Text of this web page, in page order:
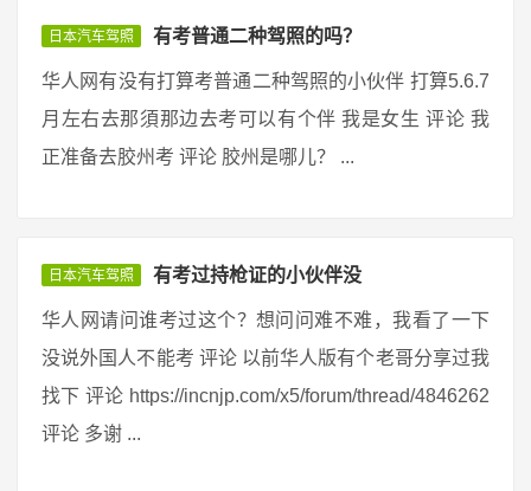
日本汽车驾照 有考普通二种驾照的吗？
华人网有没有打算考普通二种驾照的小伙伴 打算5.6.7
月左右去那須那边去考可以有个伴 我是女生 评论 我
正准备去胶州考 评论 胶州是哪儿？ ...
日本汽车驾照 有考过持枪证的小伙伴没
华人网请问谁考过这个？想问问难不难，我看了一下
没说外国人不能考 评论 以前华人版有个老哥分享过我
找下 评论 https://incnjp.com/x5/forum/thread/4846262
评论 多谢 ...